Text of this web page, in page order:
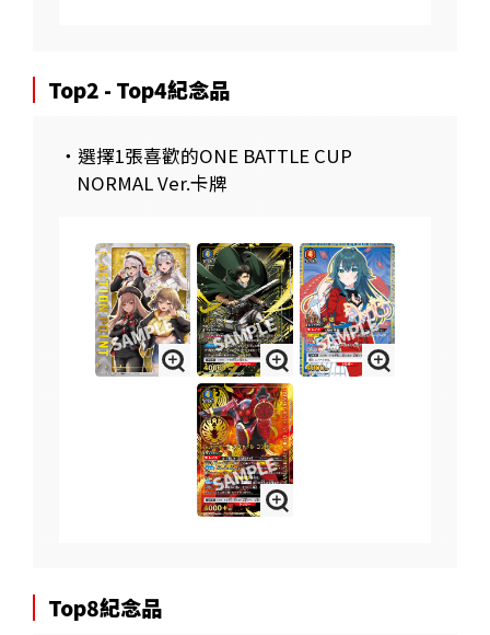
Top2 - Top4紀念品
・選擇1張喜歡的ONE BATTLE CUP
NORMAL Ver.卡牌
Top8紀念品